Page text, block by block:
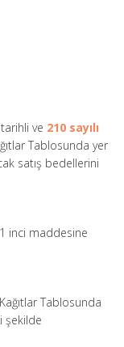
ve 210 sayılı
Tablosunda yer
satış bedellerini
1 inci maddesine
Tablosunda
şekilde